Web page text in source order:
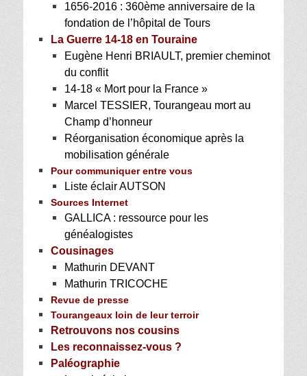
1656-2016 : 360ème anniversaire de la
fondation de l’hôpital de Tours
La Guerre 14-18 en Touraine
Eugène Henri BRIAULT, premier cheminot
du conflit
14-18 « Mort pour la France »
Marcel TESSIER, Tourangeau mort au
Champ d’honneur
Réorganisation économique après la
mobilisation générale
Pour communiquer entre vous
Liste éclair AUTSON
Sources Internet
GALLICA : ressource pour les
généalogistes
Cousinages
Mathurin DEVANT
Mathurin TRICOCHE
Revue de presse
Tourangeaux loin de leur terroir
Retrouvons nos cousins
Les reconnaissez-vous ?
Paléographie